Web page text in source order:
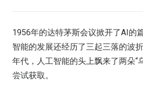
1956年的达特茅斯会议掀开了AI的
智能的发展还经历了三起三落的波
年代，人工智能的头上飘来了两朵“
尝试获取。